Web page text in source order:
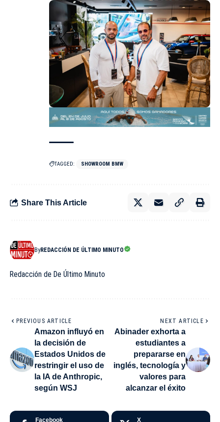
TAGGED: SHOWROOM BMW
Share This Article
ByREDACCIÓN DE ÚLTIMO MINUTO
Redacción de De Último Minuto
PREVIOUS ARTICLE
Amazon influyó en
la decisión de
Estados Unidos de
restringir el uso de
la IA de Anthropic,
según WSJ
NEXT ARTICLE
Abinader exhorta a
estudiantes a
prepararse en
inglés, tecnología y
valores para
alcanzar el éxito
Facebook X